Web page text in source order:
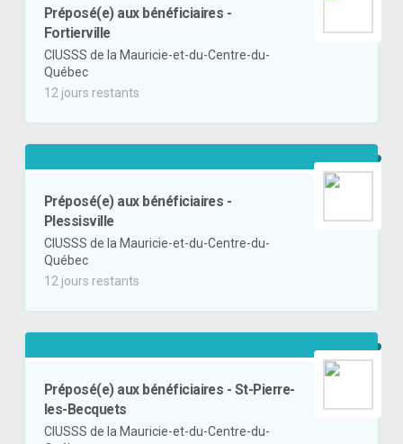
Préposé(e) aux bénéficiaires -
Fortierville
CIUSSS de la Mauricie-et-du-Centre-du-
Québec
12 jours restants
Préposé(e) aux bénéficiaires -
Plessisville
CIUSSS de la Mauricie-et-du-Centre-du-
Québec
12 jours restants
Préposé(e) aux bénéficiaires - St-Pierre-
les-Becquets
CIUSSS de la Mauricie-et-du-Centre-du-